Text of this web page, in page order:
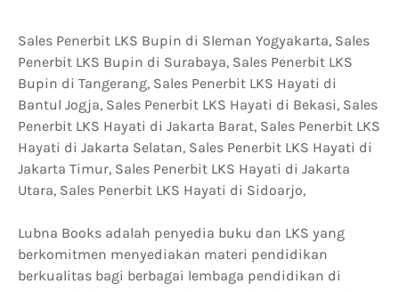
Sales Penerbit LKS Bupin di Sleman Yogyakarta, Sales
Penerbit LKS Bupin di Surabaya, Sales Penerbit LKS
Bupin di Tangerang, Sales Penerbit LKS Hayati di
Bantul Jogja, Sales Penerbit LKS Hayati di Bekasi, Sales
Penerbit LKS Hayati di Jakarta Barat, Sales Penerbit LKS
Hayati di Jakarta Selatan, Sales Penerbit LKS Hayati di
Jakarta Timur, Sales Penerbit LKS Hayati di Jakarta
Utara, Sales Penerbit LKS Hayati di Sidoarjo,
Lubna Books adalah penyedia buku dan LKS yang
berkomitmen menyediakan materi pendidikan
berkualitas bagi berbagai lembaga pendidikan di